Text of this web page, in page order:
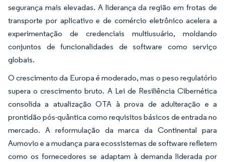
segurança mais elevadas. A liderança da região em frotas de
transporte por aplicativo e de comércio eletrônico acelera a
experimentação de credenciais multiusuário, moldando
conjuntos de funcionalidades de software como serviço
globais.
O crescimento da Europa é moderado, mas o peso regulatório
supera o crescimento bruto. A Lei de Resiliência Cibernética
consolida a atualização OTA à prova de adulteração e a
prontidão pós-quântica como requisitos básicos de entrada no
mercado. A reformulação da marca da Continental para
Aumovio e a mudança para ecossistemas de software refletem
como os fornecedores se adaptam à demanda liderada por